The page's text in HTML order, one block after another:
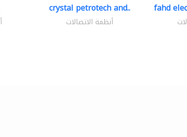
crystal petrotech and..
أنظمة الاتصالات
fahd